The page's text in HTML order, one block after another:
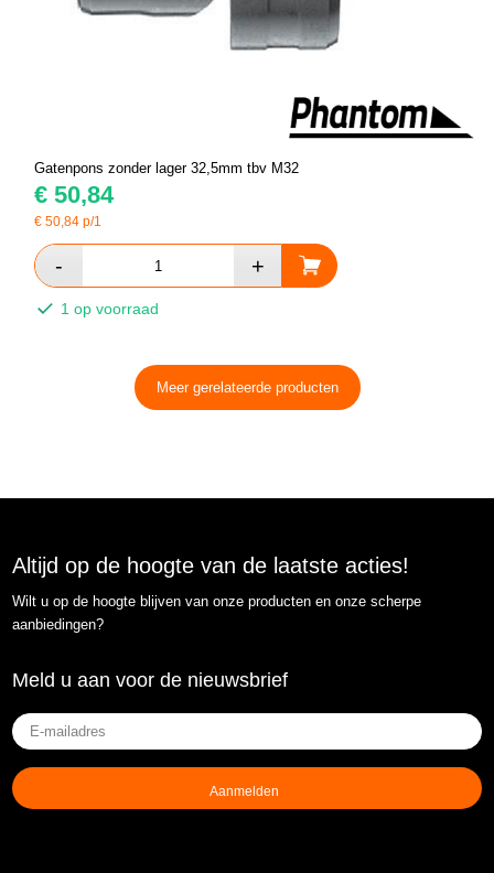
Gatenpons zonder lager 32,5mm tbv M32
€ 50,84
€50,84 p/1
1 op voorraad
Meer gerelateerde producten
Altijd op de hoogte van de laatste acties!
Wilt u op de hoogte blijven van onze producten en onze scherpe
aanbiedingen?
Meld u aan voor de nieuwsbrief
E-
mailadres
(Vereist)